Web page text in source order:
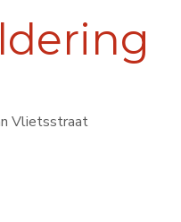
Vlietsstraat